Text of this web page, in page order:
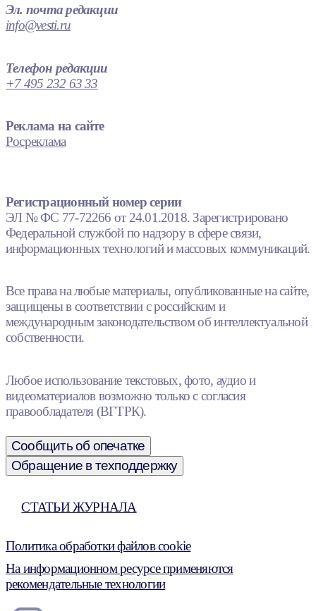
Эл. почта редакции
info@vesti.ru
Телефон редакции
+7 495 232 63 33
Реклама на сайте
Росреклама
Регистрационный номер серии
ЭЛ № ФС 77-72266 от 24.01.2018. Зарегистрировано
Федеральной службой по надзору в сфере связи,
информационных технологий и массовых коммуникаций.
Все права на любые материалы, опубликованные на сайте,
защищены в соответствии с российским и
международным законодательством об интеллектуальной
собственности.
Любое использование текстовых, фото, аудио и
видеоматериалов возможно только с согласия
правообладателя (ВГТРК).
Сообщить об опечатке
Обращение в техподдержку
СТАТЬИ ЖУРНАЛА
Политика обработки файлов cookie
На информационном ресурсе применяются
рекомендательные технологии